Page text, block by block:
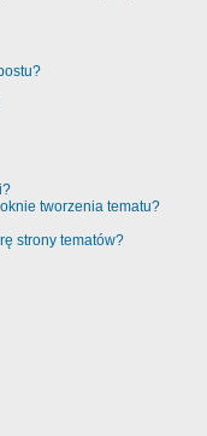
tworzenia tematu?
strony tematów?